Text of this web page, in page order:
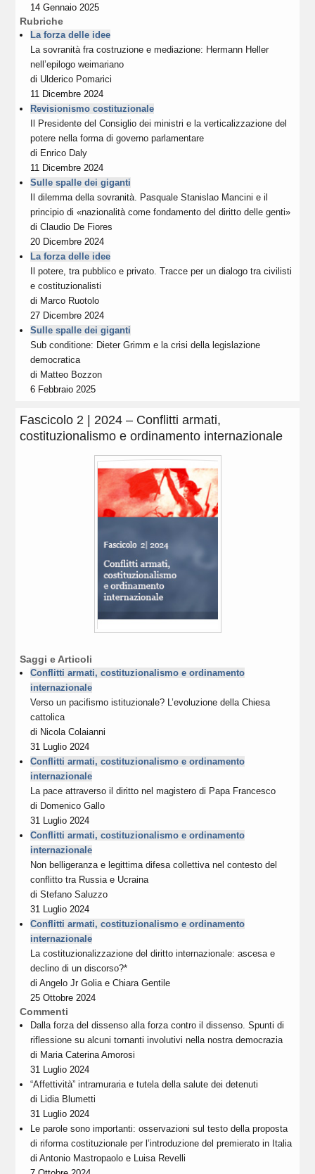
14 Gennaio 2025
Rubriche
La forza delle idee
La sovranità fra costruzione e mediazione: Hermann Heller
nell’epilogo weimariano
di Ulderico Pomarici
11 Dicembre 2024
Revisionismo costituzionale
Il Presidente del Consiglio dei ministri e la verticalizzazione del
potere nella forma di governo parlamentare
di Enrico Daly
11 Dicembre 2024
Sulle spalle dei giganti
Il dilemma della sovranità. Pasquale Stanislao Mancini e il
principio di «nazionalità come fondamento del diritto delle genti»
diClaudio De Fiores
20 Dicembre 2024
La forza delle idee
Il potere, tra pubblico e privato. Tracce per un dialogo tra civilisti
e costituzionalisti
di Marco Ruotolo
27 Dicembre 2024
Sulle spalle dei giganti
Sub conditione: Dieter Grimm e la crisi della legislazione
democratica
di Matteo Bozzon
6 Febbraio 2025
Fascicolo 2 | 2024 – Conflitti armati,
costituzionalismo e ordinamento internazionale
Saggi e Articoli
Conflitti armati, costituzionalismo e ordinamento
internazionale
Verso un pacifismo istituzionale? L’evoluzione della Chiesa
cattolica
di Nicola Colaianni
31 Luglio 2024
Conflitti armati, costituzionalismo e ordinamento
internazionale
La pace attraverso il diritto nel magistero di Papa Francesco
di Domenico Gallo
31 Luglio 2024
Conflitti armati, costituzionalismo e ordinamento
internazionale
Non belligeranza e legittima difesa collettiva nel contesto del
conflitto tra Russia e Ucraina
diStefano Saluzzo
31 Luglio 2024
Conflitti armati, costituzionalismo e ordinamento
internazionale
La costituzionalizzazione del diritto internazionale: ascesa e
declino di un discorso?*
diAngelo Jr GoliaeChiara Gentile
25 Ottobre 2024
Commenti
Dalla forza del dissenso alla forza contro il dissenso. Spunti di
riflessione su alcuni tornanti involutivi nella nostra democrazia
di Maria Caterina Amorosi
31 Luglio 2024
“Affettività” intramuraria e tutela della salute dei detenuti
di Lidia Blumetti
31 Luglio 2024
Le parole sono importanti: osservazioni sul testo della proposta
di riforma costituzionale per l’introduzione del premierato in Italia
diAntonio Mastropaolo e Luisa Revelli